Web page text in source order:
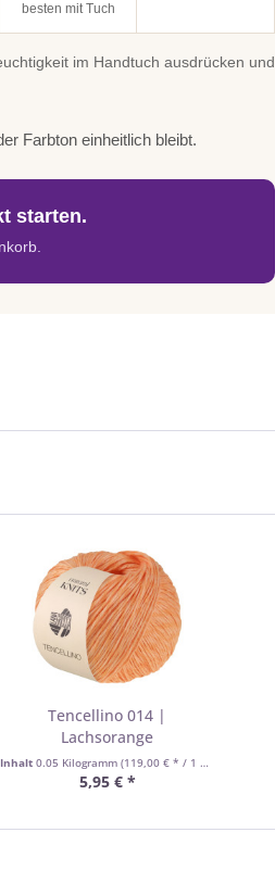
besten mit Tuch
im Handtuch ausdrücken und
Farbton einheitlich bleibt.
starten.
Tencellino 014 |
Lachsorange
Inhalt 0.05 Kilogramm (119,00 € * / 1 Kilogramm)
5,95 € *